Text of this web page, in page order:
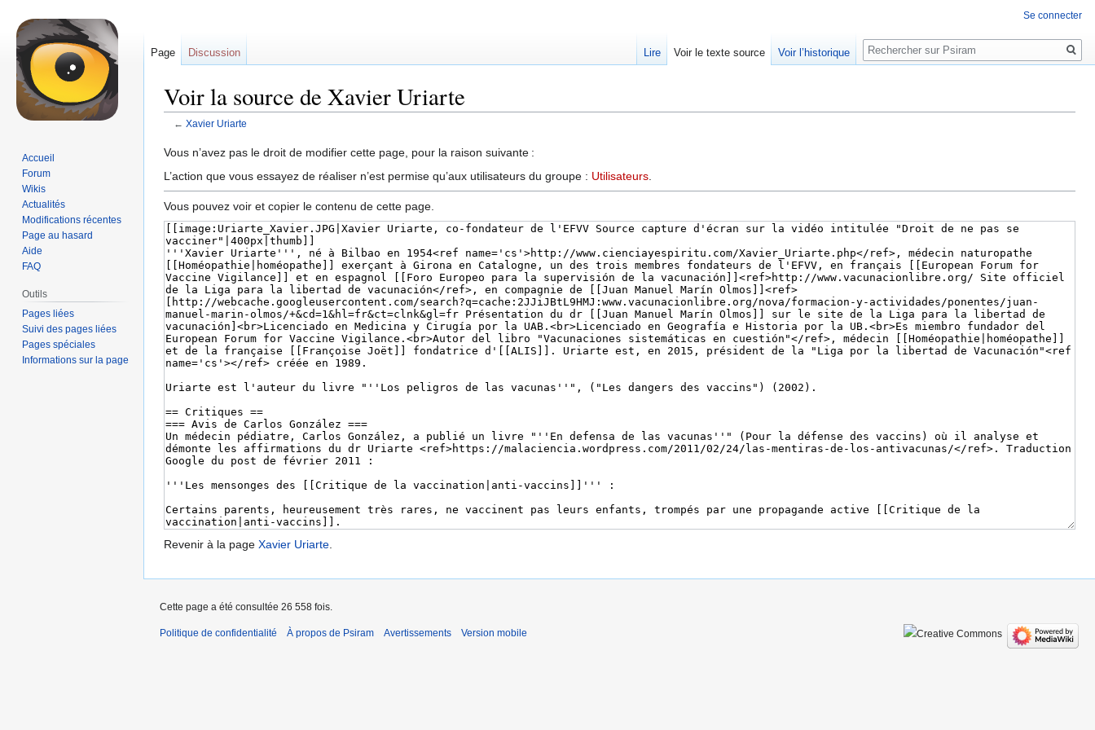
Voir la source de Xavier Uriarte
← Xavier Uriarte
Aller
à
navigation
Aller
à
recherche
Vous n’avez pas le droit de modifier cette page, pour la raison suivante :
L’action que vous essayez de réaliser n’est permise qu’aux utilisateurs du groupe : Utilisateurs
Vous pouvez voir et copier le contenu de cette page.
Revenir à la page Xavier Uriarte.
Se connecter
Page Discussion Lire Voir le texte source Voir l’historique
Rechercher
Accueil
Forum
Wikis
Actualités
Modifications récentes
Page au hasard
Aide
FAQ
Outils
Pages liées
Suivi des pages liées
Pages spéciales
Informations sur la page
Cette page a été consultée 26 558 fois.
Politique de confidentialité À propos de Psiram Avertissements Version mobile